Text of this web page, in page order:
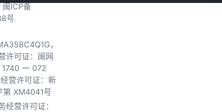
闽ICP备
号
，
许可证：闽网
一 072
营许可证：新
第 XM4041号
经营许可证：